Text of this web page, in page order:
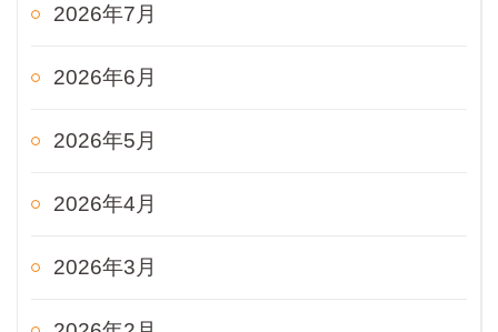
2026年7月
2026年6月
2026年5月
2026年4月
2026年3月